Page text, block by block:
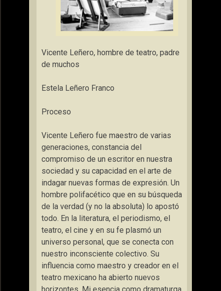
Vicente Leñero, hombre de teatro, padre
de muchos
Estela Leñero Franco
Proceso
Vicente Leñero fue maestro de varias
generaciones, constancia del
compromiso de un escritor en nuestra
sociedad y su capacidad en el arte de
indagar nuevas formas de expresión. Un
hombre polifacético que en su búsqueda
de la verdad (y no la absoluta) lo apostó
todo. En la literatura, el periodismo, el
teatro, el cine y en su fe plasmó un
universo personal, que se conecta con
nuestro inconsciente colectivo. Su
influencia como maestro y creador en el
teatro mexicano ha abierto nuevos
horizontes. Mi esencia como dramaturga